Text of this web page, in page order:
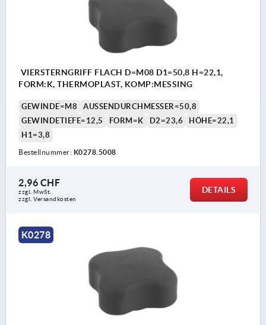
VIERSTERNGRIFF FLACH D=M08 D1=50,8 H=22,1,
FORM:K, THERMOPLAST, KOMP:MESSING
GEWINDE=M8
AUSSENDURCHMESSER=50,8
GEWINDETIEFE=12,5
FORM=K D2=23,6
HÖHE=22,1
H1=3,8
Bestellnummer: K0278.5008
2,96 CHF
zzgl. MwSt.
zzgl. Versandkosten
DETAILS
K0278